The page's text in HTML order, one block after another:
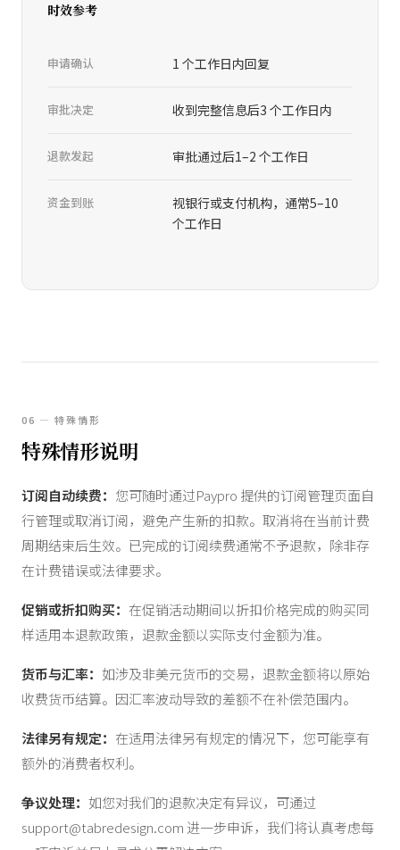
时效参考
申请确认 1 个工作日内回复
审批决定 收到完整信息后3 个工作日内
退款发起 审批通过后1–2 个工作日
资金到账
视银行或支付机构，通常5–10
个工作日
06 — 特殊情形
特殊情形说明
订阅自动续费： 您可随时通过Paypro 提供的订阅管理页面自
行管理或取消订阅，避免产生新的扣款。取消将在当前计费
周期结束后生效。已完成的订阅续费通常不予退款，除非存
在计费错误或法律要求。
促销或折扣购买： 在促销活动期间以折扣价格完成的购买同
样适用本退款政策，退款金额以实际支付金额为准。
货币与汇率： 如涉及非美元货币的交易，退款金额将以原始
收费货币结算。因汇率波动导致的差额不在补偿范围内。
法律另有规定： 在适用法律另有规定的情况下，您可能享有
额外的消费者权利。
争议处理： 如您对我们的退款决定有异议，可通过
support@tabredesign.com 进一步申诉，我们将认真考虑每